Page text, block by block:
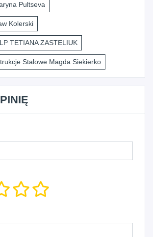
Pultseva
Kolerski
TETIANA ZASTELIUK
Stalowe Magda Siekierko